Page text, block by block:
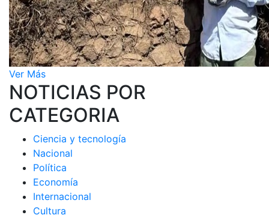
Ver Más
NOTICIAS POR
CATEGORIA
Ciencia y tecnología
Nacional
Política
Economía
Internacional
Cultura